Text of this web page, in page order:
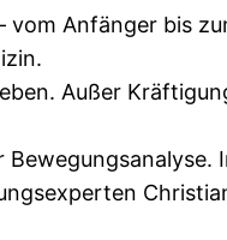
Anfänger bis
Außer